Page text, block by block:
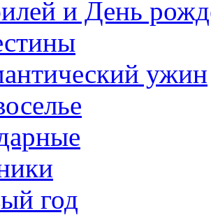
и День
ужин
год